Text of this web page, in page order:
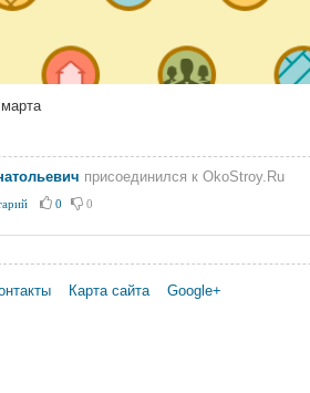
присоединился к OkoStroy.Ru
0 0
Карта сайта Google+